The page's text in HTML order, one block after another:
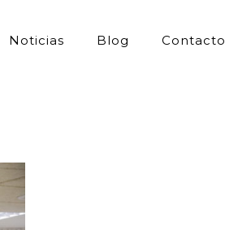
Noticias Blog Contacto